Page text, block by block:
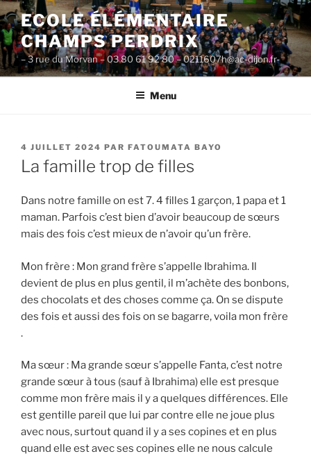
Aller
au
contenu
principal
ECOLE ÉLÉMENTAIRE
CHAMPS PERDRIX
– 3 rue du Morvan – 03 80 61 92 80 – 0211607h@ac-dijon.fr-
Menu
PUBLIÉ
LE
4 JUILLET 2024 PAR FATOUMATA BAYO
La famille trop de filles
Dans notre famille on est 7. 4 filles 1 garçon, 1 papa et 1
maman. Parfois c’est bien d’avoir beaucoup de sœurs
mais des fois c’est mieux de n’avoir qu’un frère.
Mon frère : Mon grand frère s’appelle Ibrahima. Il
devient de plus en plus gentil, il m’achète des bonbons,
des chocolats et des choses comme ça. On se dispute
des fois et aussi des fois on se bagarre, voila mon frère
.
Ma sœur : Ma grande sœur s’appelle Fanta, c’est notre
grande sœur à tous (sauf à Ibrahima) elle est presque
comme mon frère mais il y a quelques différences. Elle
est gentille pareil que lui par contre elle ne joue plus
avec nous, surtout quand il y a ses copines et en plus
quand elle est avec ses copines elle ne nous calcule